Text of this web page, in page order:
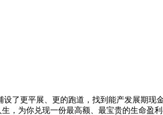
更平展、更的跑道，找到能产发展期现
生，为你兑现一份最高额、最宝贵的生命